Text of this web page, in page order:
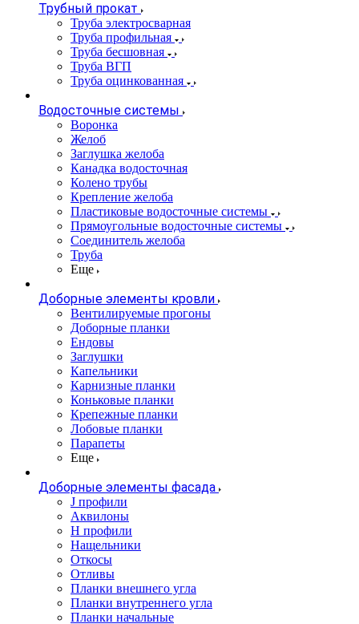
Трубный прокат
Труба электросварная
Труба профильная
Труба бесшовная
Труба ВГП
Труба оцинкованная
Водосточные системы
Воронка
Желоб
Заглушка желоба
Канадка водосточная
Колено трубы
Крепление желоба
Пластиковые водосточные системы
Прямоугольные водосточные системы
Соединитель желоба
Труба
Еще
Доборные элементы кровли
Вентилируемые прогоны
Доборные планки
Ендовы
Заглушки
Капельники
Карнизные планки
Коньковые планки
Крепежные планки
Лобовые планки
Парапеты
Еще
Доборные элементы фасада
J профили
Аквилоны
Н профили
Нащельники
Откосы
Отливы
Планки внешнего угла
Планки внутреннего угла
Планки начальные